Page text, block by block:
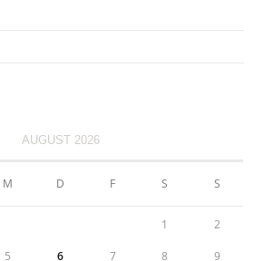
AUGUST 2026
M D F S S
1 2
5 6 7 8 9